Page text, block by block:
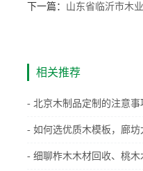
下一篇： 山东省临沂市木
相关推荐
- 北京木制品定制的注意事
- 如何选优质木模板，廊
- 细聊柞木木材回收、桃